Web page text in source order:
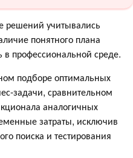
решений учитывались
понятного плана
в профессиональной среде.
подборе оптимальных
задачи, сравнительном
аналогичных
затраты, исключив
поиска и тестирования